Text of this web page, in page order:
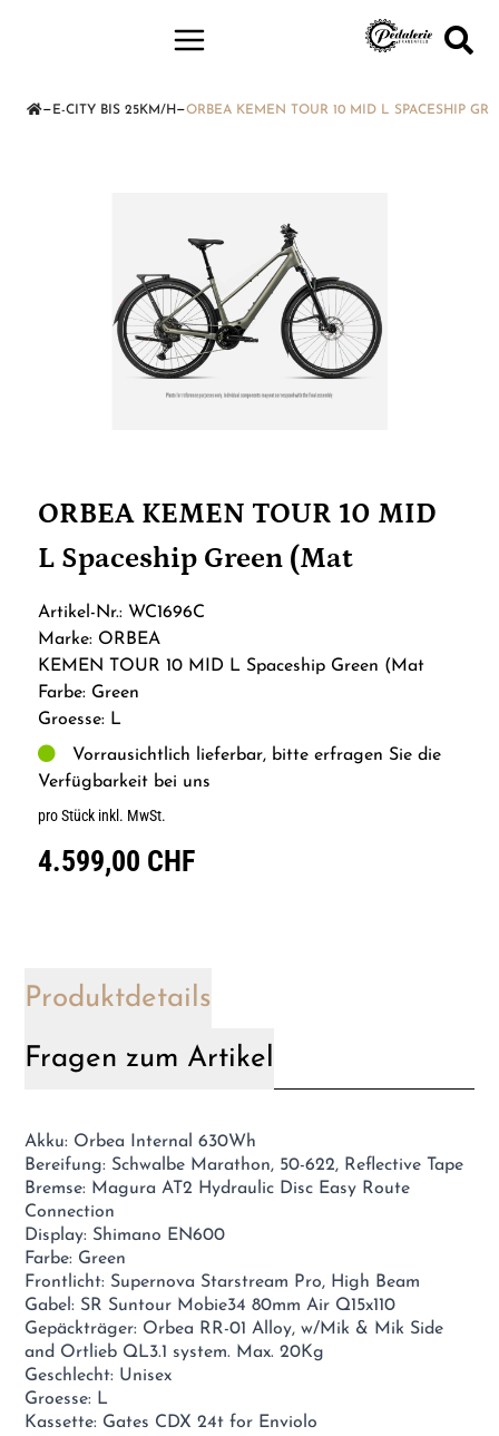
— E-CITY BIS 25KM/H —ORBEA KEMEN TOUR 10 MID L SPACESHIP
ORBEA KEMEN TOUR 10 MID
L Spaceship Green (Mat
Artikel-Nr.: WC1696C
Marke: ORBEA
KEMEN TOUR 10 MID L Spaceship Green (Mat
Farbe: Green
Groesse: L
Vorrausichtlich lieferbar, bitte erfragen Sie die
Verfügbarkeit bei uns
pro Stück inkl. MwSt.
4.599,00 CHF
Produktdetails
Fragen zum Artikel
Akku: Orbea Internal 630Wh
Bereifung: Schwalbe Marathon, 50-622, Reflective Tape
Bremse: Magura AT2 Hydraulic Disc Easy Route
Connection
Display: Shimano EN600
Farbe: Green
Frontlicht: Supernova Starstream Pro, High Beam
Gabel: SR Suntour Mobie34 80mm Air Q15x110
Gepäckträger: Orbea RR-01 Alloy, w/Mik & Mik Side
and Ortlieb QL3.1 system. Max. 20Kg
Geschlecht: Unisex
Groesse: L
Kassette: Gates CDX 24t for Enviolo